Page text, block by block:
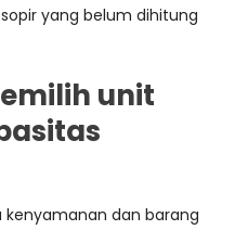
yang belum dihitung
unit
kenyamanan dan barang